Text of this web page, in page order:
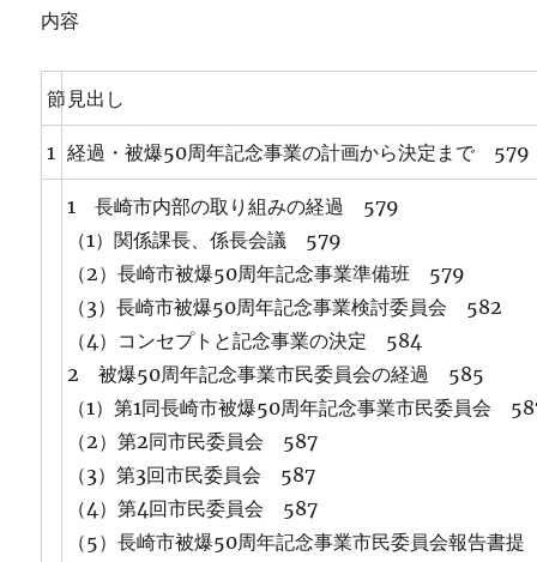
内容
節 見出し
1 経過・被爆50周年記念事業の計画から決定まで 579
1 長崎市内部の取り組みの経過 579
（1）関係課長、係長会議 579
（2）長崎市被爆50周年記念事業準備班 579
（3）長崎市被爆50周年記念事業検討委員会 582
（4）コンセプトと記念事業の決定 584
2 被爆50周年記念事業市民委員会の経過 585
（1）第1同長崎市被爆50周年記念事業市民委員会
（2）第2同市民委員会 587
（3）第3回市民委員会 587
（4）第4回市民委員会 587
（5）長崎市被爆50周年記念事業市民委員会報告書提